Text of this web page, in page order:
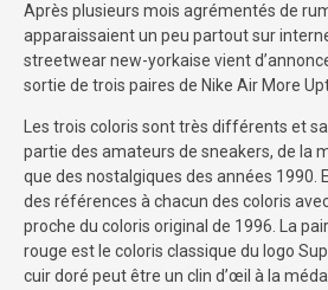
Après plusieurs mois agrémentés de
apparaissaient un peu partout sur
streetwear new-yorkaise vient
sortie de trois paires de Nike Air More
Les trois coloris sont très différents et
partie des amateurs de sneakers, de la
que des nostalgiques des années 1990.
des références à chacun des coloris
proche du coloris original de 1996. La
rouge est le coloris classique du logo
cuir doré peut être un clin d’œil à la